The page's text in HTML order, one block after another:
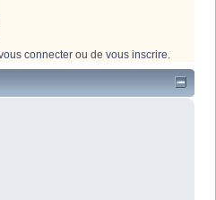
connecter ou de vous inscrire